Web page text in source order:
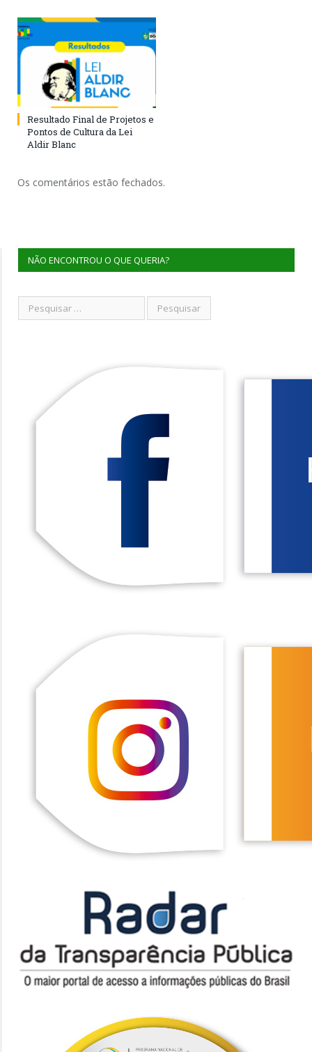
Resultado Final de Projetos e
Pontos de Cultura da Lei
Aldir Blanc
Os comentários estão fechados.
NÃO ENCONTROU O QUE QUERIA?